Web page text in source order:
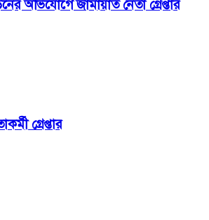
অভিযোগে জামায়াত নেতা গ্রেপ্তার
গ্রেপ্তার